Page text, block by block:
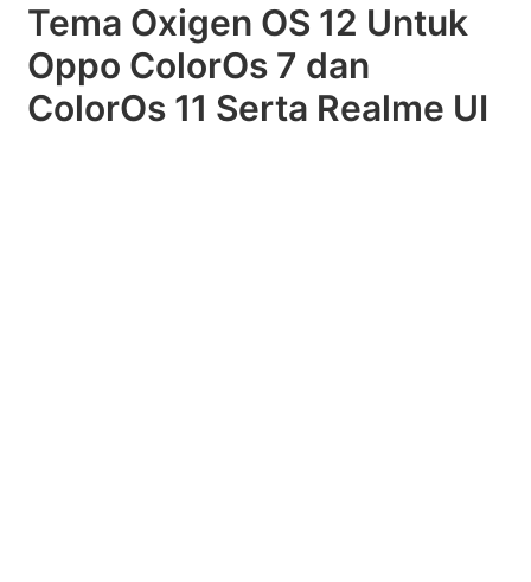
Tema Oxigen OS 12 Untuk
Oppo ColorOs 7 dan
ColorOs 11 Serta Realme UI